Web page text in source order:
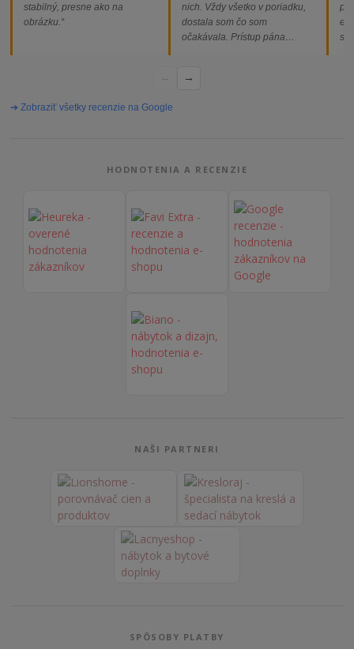
stabilný, presne ako na
obrázku.“
nich. Vždy všetko v poriadku,
dostala som čo som
očakávala. Prístup pána
problémov. Vrele odporúčam!“
→
➔ Zobraziť všetky recenzie na Google
HODNOTENIA A RECENZIE
NAŠI PARTNERI
SPÔSOBY PLATBY